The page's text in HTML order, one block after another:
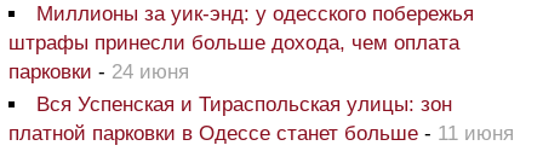
Миллионы за уик-энд: у одесского побережья
штрафы принесли больше дохода, чем оплата
парковки - 24 июня
Вся Успенская и Тираспольская улицы: зон
платной парковки в Одессе станет больше - 11 июня